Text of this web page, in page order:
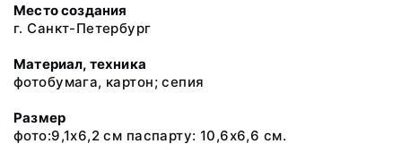
Место создания
г. Санкт-Петербург
Материал, техника
фотобумага, картон; сепия
Размер
фото:9,1х6,2 см паспарту: 10,6х6,6 см.